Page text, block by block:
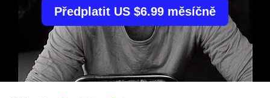
Předplatit US $6.99 měsíčně